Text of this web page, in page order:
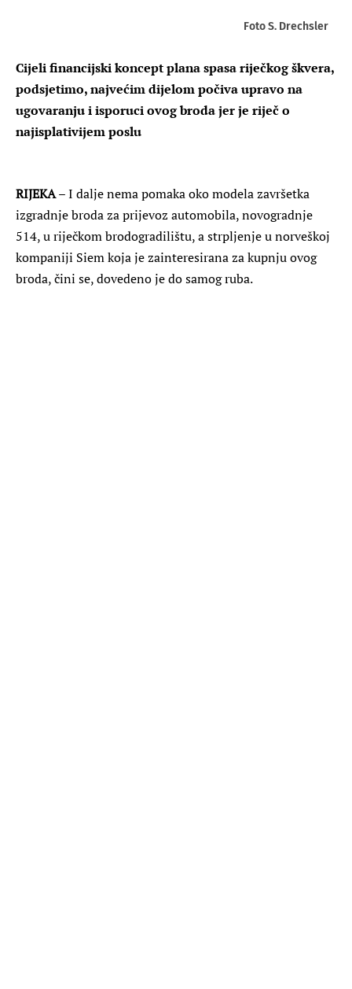
Foto S. Drechsler
Cijeli financijski koncept plana spasa riječkog škvera,
podsjetimo, najvećim dijelom počiva upravo na
ugovaranju i isporuci ovog broda jer je riječ o
najisplativijem poslu
RIJEKA– I dalje nema pomaka oko modela završetka
izgradnje broda za prijevoz automobila, novogradnje
514, u riječkom brodogradilištu, a strpljenje u norveškoj
kompaniji Siem koja je zainteresirana za kupnju ovog
broda, čini se, dovedeno je do samog ruba.